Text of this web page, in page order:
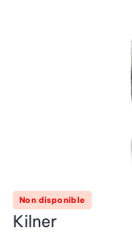
Non disponible
Kilner